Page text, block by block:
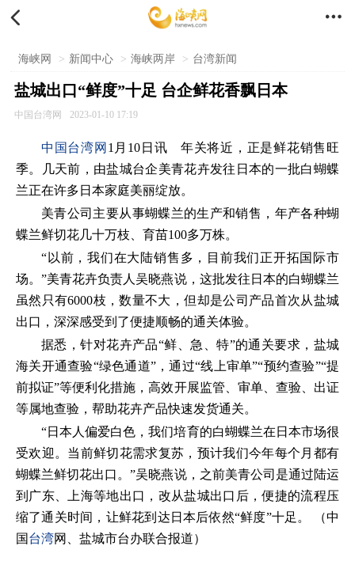
 
海峡网 > 新闻中心 > 海峡两岸 > 台湾新闻
盐城出口“鲜度”十足 台企鲜花香飘日本
中国台湾网 2023-01-10 17:19
中国台湾网 1月10日讯 年关将近，正是鲜花销售旺
季。几天前，由盐城台企美青花卉发往日本的一批白蝴蝶
兰正在许多日本家庭美丽绽放。
美青公司主要从事蝴蝶兰的生产和销售，年产各种蝴
蝶兰鲜切花几十万枝、育苗100多万株。
“以前，我们在大陆销售多，目前我们正开拓国际市
场。”美青花卉负责人吴晓燕说，这批发往日本的白蝴蝶兰
虽然只有6000枝，数量不大，但却是公司产品首次从盐城
出口，深深感受到了便捷顺畅的通关体验。
据悉，针对花卉产品“鲜、急、特”的通关要求，盐城
海关开通查验“绿色通道”，通过“线上审单”“预约查验”“提
前拟证”等便利化措施，高效开展监管、审单、查验、出证
等属地查验，帮助花卉产品快速发货通关。
“日本人偏爱白色，我们培育的白蝴蝶兰在日本市场很
受欢迎。当前鲜切花需求复苏，预计我们今年每个月都有
蝴蝶兰鲜切花出口。”吴晓燕说，之前美青公司是通过陆运
到广东、上海等地出口，改从盐城出口后，便捷的流程压
缩了通关时间，让鲜花到达日本后依然“鲜度”十足。 （中
国台湾网、盐城市台办联合报道）